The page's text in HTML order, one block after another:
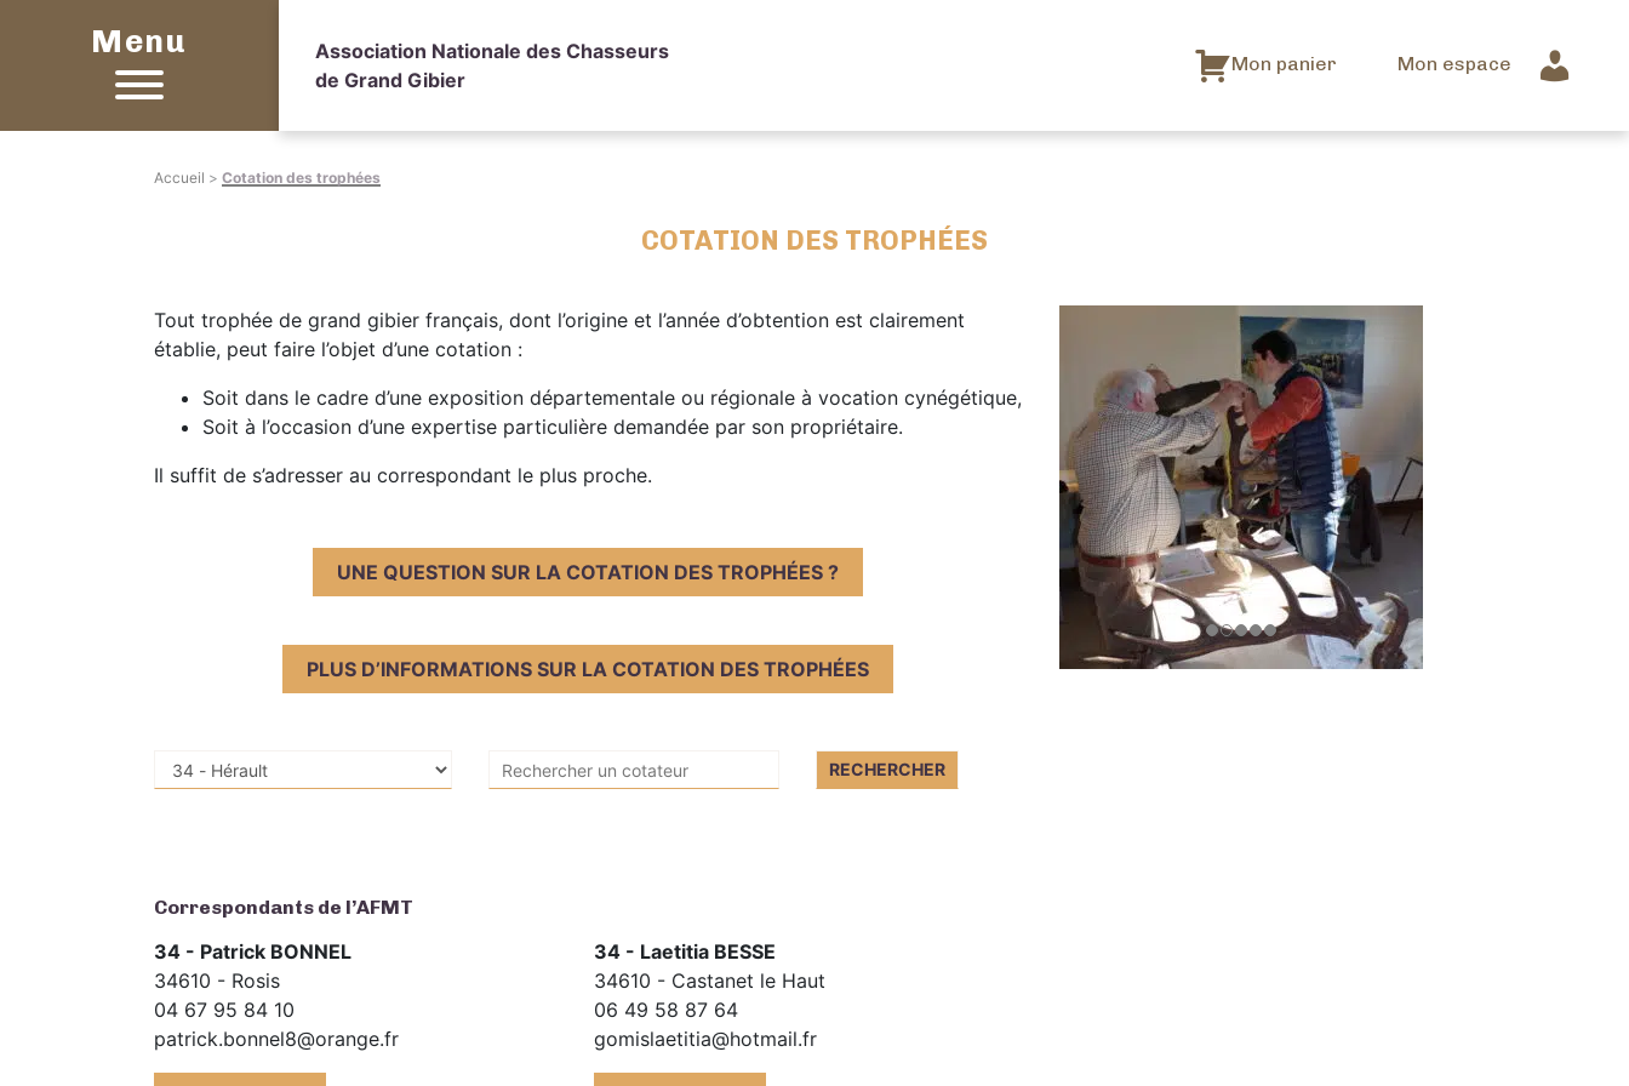
Menu
Association Nationale des Chasseurs
de Grand Gibier
Mon panier Mon espace
Accueil > Cotation des trophées
COTATION DES TROPHÉES
Tout trophée de grand gibier français, dont l’origine et l’année d’obtention est clairement
établie, peut faire l’objet d’une cotation :
Soit dans le cadre d’une exposition départementale ou régionale à vocation cynégétique,
Soit à l’occasion d’une expertise particulière demandée par son propriétaire.
Il suffit de s’adresser au correspondant le plus proche.
UNE QUESTION SUR LA COTATION DES TROPHÉES ?
PLUS D’INFORMATIONS SUR LA COTATION DES TROPHÉES
Correspondants de l’AFMT
34 - Patrick BONNEL
34610 - Rosis
04 67 95 84 10
patrick.bonnel8@orange.fr
34 - Laetitia BESSE
34610 - Castanet le Haut
06 49 58 87 64
gomislaetitia@hotmail.fr